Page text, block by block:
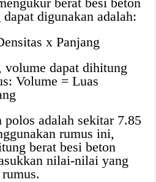
digunakan adalah:
x Panjang
volume dapat dihitung
Volume = Luas
polos adalah sekitar 7.85
rumus ini,
berat besi beton
nilai-nilai yang